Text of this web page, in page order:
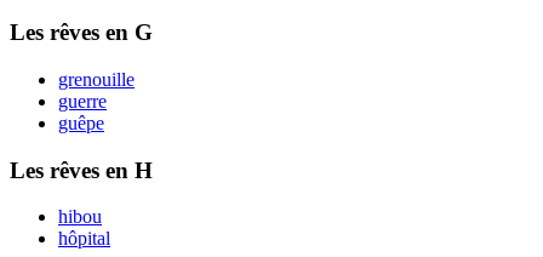
Les rêves en G
grenouille
guerre
guêpe
Les rêves en H
hibou
hôpital